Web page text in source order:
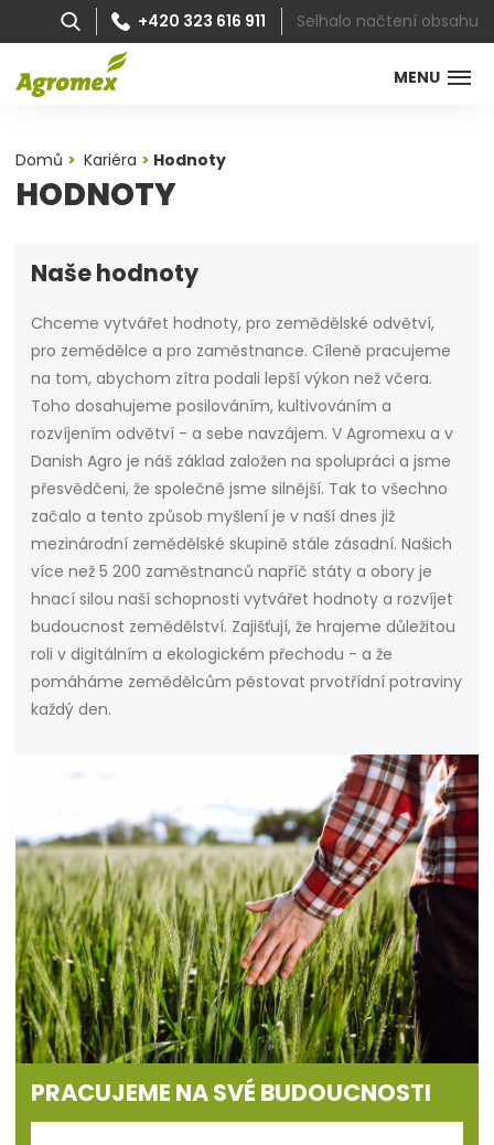
MENU
+420 323 616 911 Selhalo načtení obsahu
Domů Kariéra Hodnoty
HODNOTY
Naše hodnoty
Chceme vytvářet hodnoty, pro zemědělské odvětví,
pro zemědělce a pro zaměstnance. Cíleně pracujeme
na tom, abychom zítra podali lepší výkon než včera.
Toho dosahujeme posilováním, kultivováním a
rozvíjením odvětví - a sebe navzájem. V Agromexu a v
Danish Agro je náš základ založen na spolupráci a jsme
přesvědčeni, že společně jsme silnější. Tak to všechno
začalo a tento způsob myšlení je v naší dnes již
mezinárodní zemědělské skupině stále zásadní. Našich
více než 5 200 zaměstnanců napříč státy a obory je
hnací silou naší schopnosti vytvářet hodnoty a rozvíjet
budoucnost zemědělství. Zajišťují, že hrajeme důležitou
roli v digitálním a ekologickém přechodu - a že
pomáháme zemědělcům pěstovat prvotřídní potraviny
každý den.
PRACUJEME NA SVÉ BUDOUCNOSTI